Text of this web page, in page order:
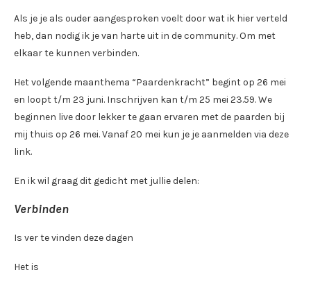
Als je je als ouder aangesproken voelt door wat ik hier verteld
heb, dan nodig ik je van harte uit in de community. Om met
elkaar te kunnen verbinden.
Het volgende maanthema “Paardenkracht” begint op 26 mei
en loopt t/m 23 juni. Inschrijven kan t/m 25 mei 23.59. We
beginnen live door lekker te gaan ervaren met de paarden bij
mij thuis op 26 mei. Vanaf 20 mei kun je je aanmelden via deze
link.
En ik wil graag dit gedicht met jullie delen:
Verbinden
Is ver te vinden deze dagen
Het is